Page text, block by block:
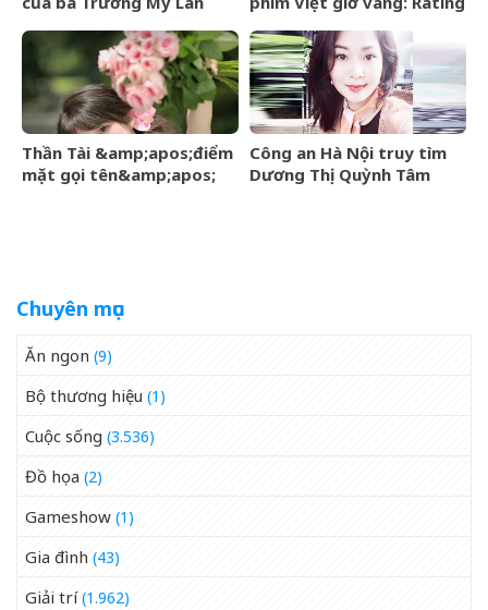
đồng
đút túi 3 tỷ mỗi tập
Thần Tài &amp;apos;điểm
mặt gọi tên&amp;apos;
Công an Hà Nội truy tìm
Dương Thị Quỳnh Tâm
Chuyên mục
Ăn ngon (9)
Bộ thương hiệu (1)
Cuộc sống (3.536)
Đồ họa (2)
Gameshow (1)
Gia đình (43)
Giải trí(1.962)